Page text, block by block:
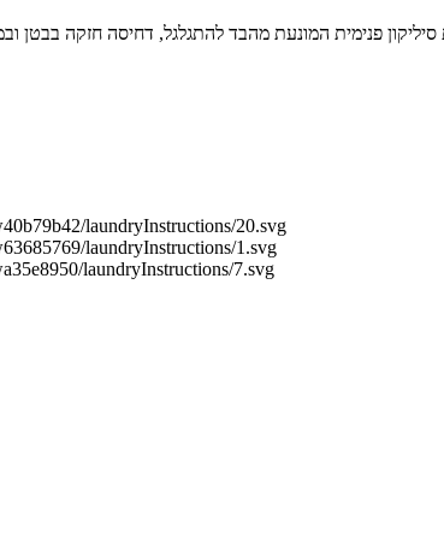
פנימית המונעת מהבד להתגלגל, דחיסה חזקה בבטן